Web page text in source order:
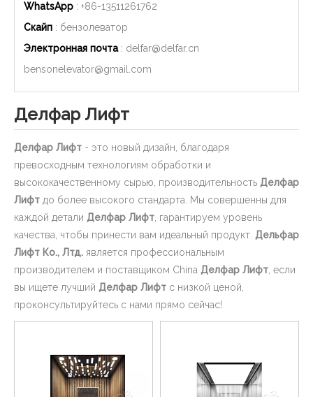
WhatsApp : +86-13511261762
Скайп : бензолеватор
Электронная почта: delfar@delfar.cn
bensonelevator@gmail.com
Делфар Лифт
Делфар Лифт - это новый дизайн, благодаря
превосходным технологиям обработки и
высококачественному сырью, производительность Делфар
Лифт до более высокого стандарта. Мы совершенны для
каждой детали Делфар Лифт , гарантируем уровень
качества, чтобы принести вам идеальный продукт. Дельфар
Лифт Ко., Лтд. является профессиональным
производителем и поставщиком China Делфар Лифт , если
вы ищете лучший Делфар Лифт с низкой ценой,
проконсультируйтесь с нами прямо сейчас!